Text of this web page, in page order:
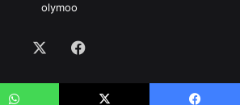
olymoo
فيسبوك